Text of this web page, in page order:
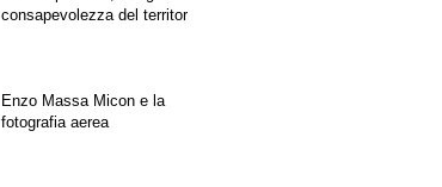
consapevolezza del territorio
Enzo Massa Micon e la
fotografia aerea